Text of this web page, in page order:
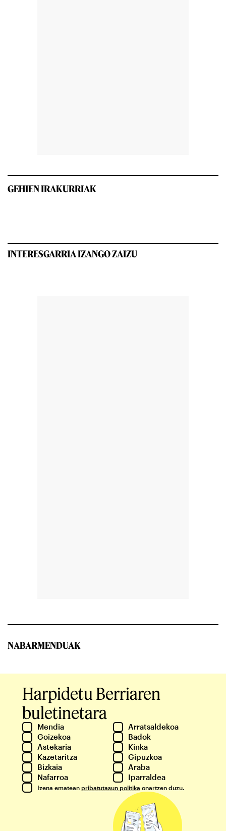
GEHIEN IRAKURRIAK
INTERESGARRIA IZANGO ZAIZU
NABARMENDUAK
Harpidetu Berriaren
buletinetara
Mendia
Arratsaldekoa
Goizekoa
Badok
Astekaria
Kinka
Kazetaritza
Gipuzkoa
Bizkaia
Araba
Nafarroa
Iparraldea
Izena ematean pribatutasun politika onartzen duzu.